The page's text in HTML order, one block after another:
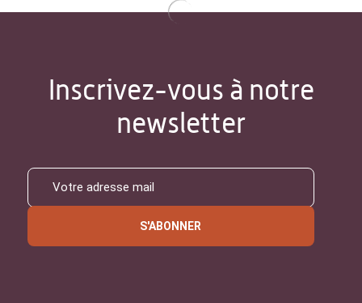
Inscrivez-vous à notre
newsletter
S'ABONNER